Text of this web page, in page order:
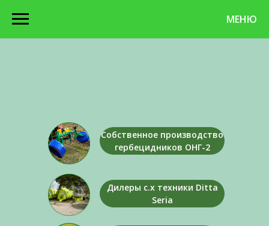
МЕНЮ
Собственное производство
гербецидников ОНГ-2
Дилеры с.х техники Ditta
Seria